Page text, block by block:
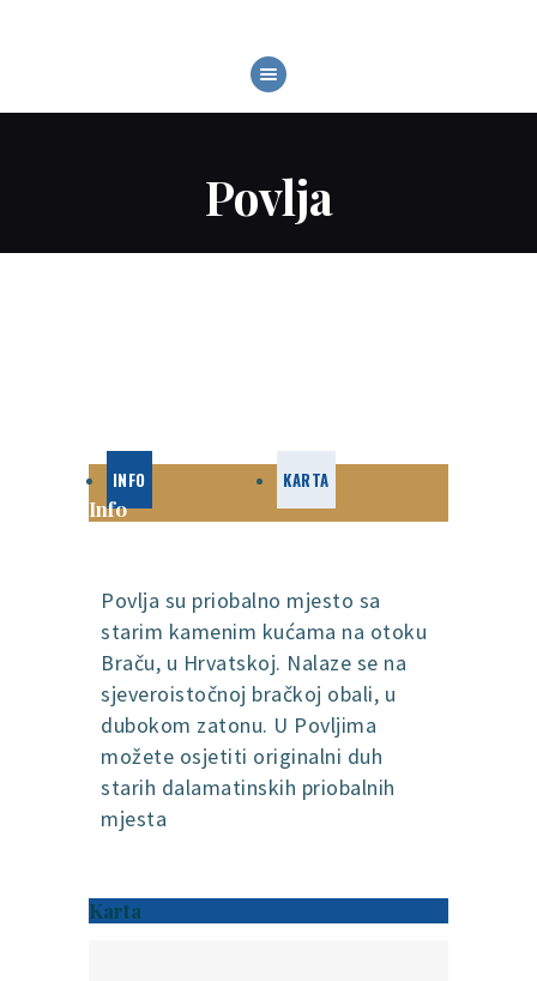
Povlja
VODENI SPORTOVI
UVJETI NAJMA
KONTAKT
INFO KARTA
Info
Povlja su priobalno mjesto sa
starim kamenim kućama na otoku
Braču, u Hrvatskoj. Nalaze se na
sjeveroistočnoj bračkoj obali, u
dubokom zatonu. U Povljima
možete osjetiti originalni duh
starih dalamatinskih priobalnih
mjesta
Karta